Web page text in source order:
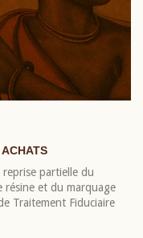
reprise partielle du
résine et du marquage
Traitement Fiduciaire